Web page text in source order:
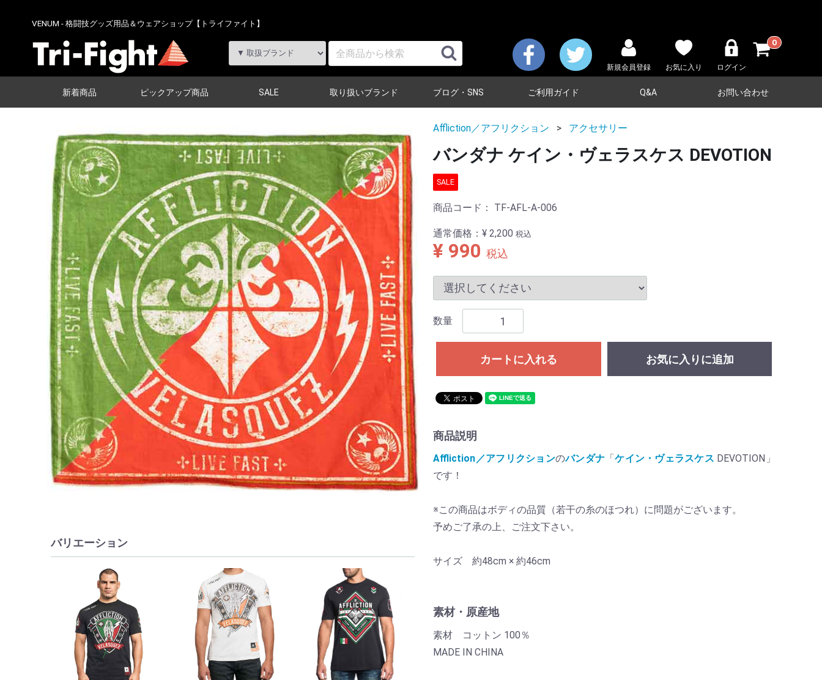
VENUM - 格闘技グッズ用品＆ウェアショップ【トライファイト】
新規会員登録 お気に入り ログイン
0
新着商品 ピックアップ商品 SALE 取り扱いブランド ブログ・SNS ご利用ガイド Q&A お問い合わせ
バリエーション
Affliction／アフリクション アクセサリー
バンダナ ケイン・ヴェラスケス DEVOTION
SALE
商品コード： TF-AFL-A-006
通常価格：¥ 2,200 税込
¥ 990 税込
数量
カートに入れる お気に入りに追加
商品説明
Affliction／アフリクションのバンダナ 「ケイン・ヴェラスケス DEVOTION」
です！
※この商品はボディの品質（若干の糸のほつれ）に問題がございます。
予めご了承の上、ご注文下さい。
サイズ 約48cm × 約46cm
素材・原産地
素材 コットン 100％
MADE IN CHINA